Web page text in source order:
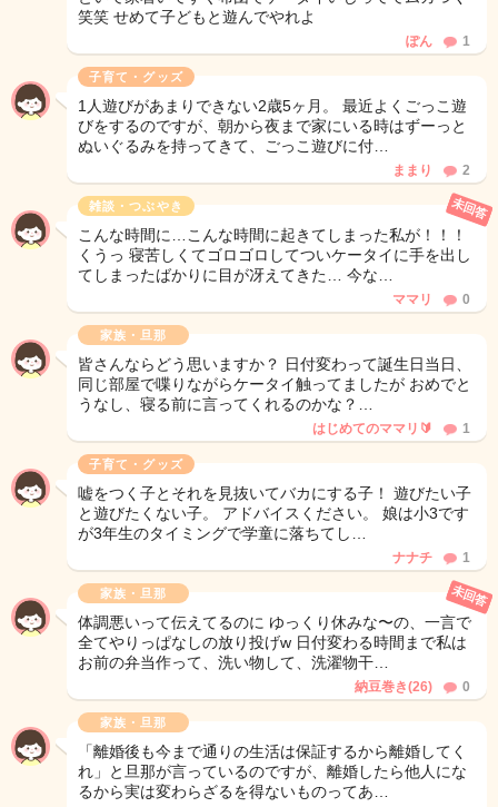
笑笑 せめて子どもと遊んでやれよ
ぽん 1
子育て・グッズ
1人遊びがあまりできない2歳5ヶ月。 最近よくごっこ遊
びをするのですが、朝から夜まで家にいる時はずーっと
ぬいぐるみを持ってきて、ごっこ遊びに付…
ままり 2
雑談・つぶやき
こんな時間に…こんな時間に起きてしまった私が！！！
くうっ 寝苦しくてゴロゴロしてついケータイに手を出し
てしまったばかりに目が冴えてきた… 今な…
未回答
ママリ 0
家族・旦那
皆さんならどう思いますか？ 日付変わって誕生日当日、
同じ部屋で喋りながらケータイ触ってましたが おめでと
うなし、寝る前に言ってくれるのかな？…
はじめてのママリ🔰 1
子育て・グッズ
嘘をつく子とそれを見抜いてバカにする子！ 遊びたい子
と遊びたくない子。 アドバイスください。 娘は小3です
が3年生のタイミングで学童に落ちてし…
ナナチ 1
家族・旦那
体調悪いって伝えてるのに ゆっくり休みな〜の、一言で
全てやりっぱなしの放り投げw 日付変わる時間まで私は
お前の弁当作って、洗い物して、洗濯物干…
未回答
納豆巻き(26) 0
家族・旦那
「離婚後も今まで通りの生活は保証するから離婚してく
れ」と旦那が言っているのですが、離婚したら他人にな
るから実は変わらざるを得ないものってあ…